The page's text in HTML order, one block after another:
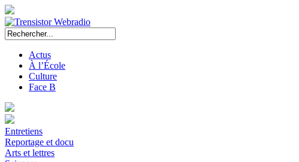
Actus
À l’École
Culture
Face B
Entretiens
Reportage et docu
Arts et lettres